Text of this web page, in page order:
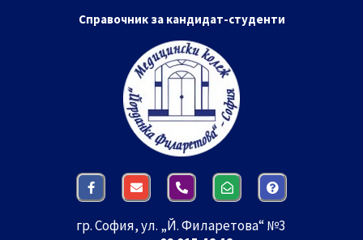
Справочник за кандидат-студенти
гр. София, ул. „Й. Филаретова“ №3